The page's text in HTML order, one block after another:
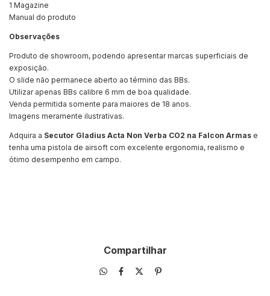
1 Magazine
Manual do produto
Observações
Produto de showroom, podendo apresentar marcas superficiais de
exposição.
O slide não permanece aberto ao término das BBs.
Utilizar apenas BBs calibre 6 mm de boa qualidade.
Venda permitida somente para maiores de 18 anos.
Imagens meramente ilustrativas.
Adquira a Secutor Gladius Acta Non Verba CO2 na Falcon Armas e
tenha uma pistola de airsoft com excelente ergonomia, realismo e
ótimo desempenho em campo.
Compartilhar